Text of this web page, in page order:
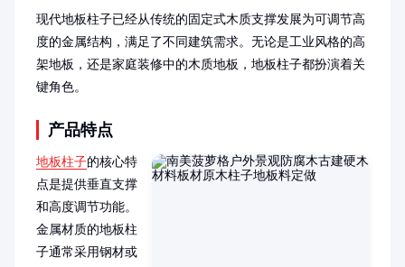
现代地板柱子已经从传统的固定式木质支撑发展为可调节高
度的金属结构，满足了不同建筑需求。无论是工业风格的高
架地板，还是家庭装修中的木质地板，地板柱子都扮演着关
键角色。
产品特点
地板柱子的核心特
点是提供垂直支撑
和高度调节功能。
金属材质的地板柱
子通常采用钢材或